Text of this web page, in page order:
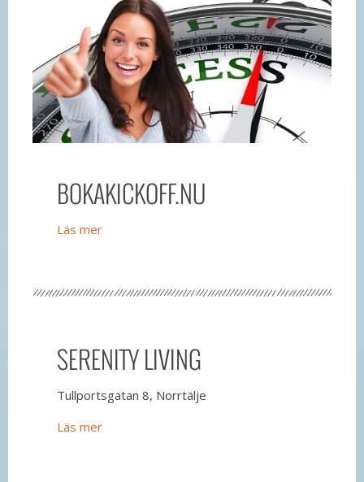
BOKAKICKOFF.NU
Läs mer
SERENITY LIVING
Tullportsgatan 8, Norrtälje
Läs mer